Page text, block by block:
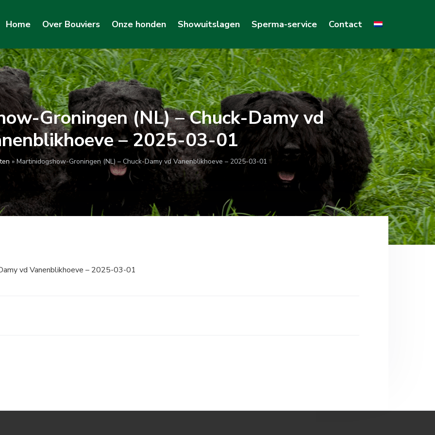
Home Over Bouviers Onze honden Showuitslagen Sperma-service Contact
Groningen (NL) – Chuck-Damy vd
– 2025-03-01
» Martinidogshow-Groningen (NL) – Chuck-Damy vd Vanenblikhoeve – 2025-03-01
vd Vanenblikhoeve – 2025-03-01